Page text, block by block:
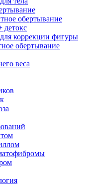
обертывание
детокс
коррекции фигуры
обертывание
веса